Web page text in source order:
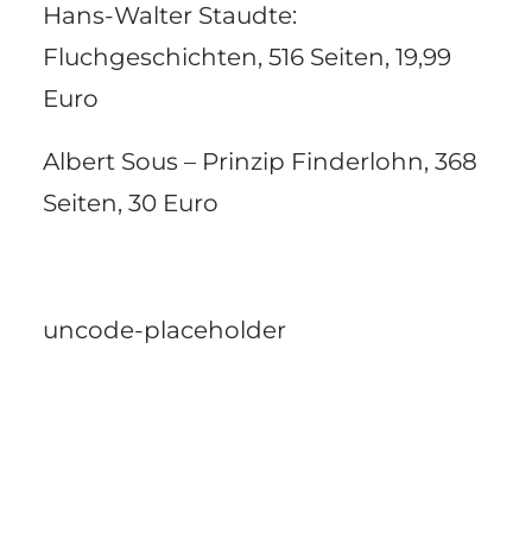
Hans-Walter Staudte:
Fluchgeschichten, 516 Seiten, 19,99
Euro
Albert Sous – Prinzip Finderlohn, 368
Seiten, 30 Euro
uncode-pla­ce­hol­der